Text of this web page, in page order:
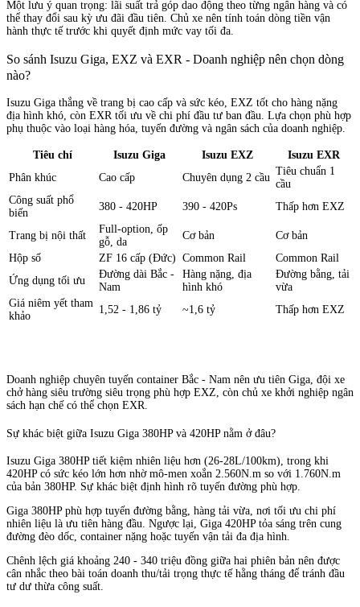
Một lưu ý quan trọng: lãi suất trả góp dao động theo từng ngân hàng và có
thể thay đổi sau kỳ ưu đãi đầu tiên. Chủ xe nên tính toán dòng tiền vận
hành thực tế trước khi quyết định mức vay tối đa.
So sánh Isuzu Giga, EXZ và EXR - Doanh nghiệp nên chọn dòng
nào?
Isuzu Giga thắng về trang bị cao cấp và sức kéo, EXZ tốt cho hàng nặng
địa hình khó, còn EXR tối ưu về chi phí đầu tư ban đầu. Lựa chọn phù hợp
phụ thuộc vào loại hàng hóa, tuyến đường và ngân sách của doanh nghiệp.
Tiêu chí Isuzu Giga Isuzu EXZ
Isuzu EXR
Phân khúc
Cao cấp Chuyên dụng 2 cầu
Tiêu chuẩn 1
cầu
Công suất phổ
biến
380 - 420HP 390 - 420Ps Thấp hơn EXZ
Trang bị nội thất
Full-option, ốp
gỗ, da
Cơ bản
Cơ bản
Hộp số
ZF 16 cấp (Đức) Common Rail
Common Rail
Ứng dụng tối ưu
Đường dài Bắc -
Nam
Hàng nặng, địa
hình khó
Đường bằng, tải
vừa
Giá niêm yết tham
khảo
1,52 - 1,86 tỷ ~1,6 tỷ Thấp hơn EXZ
Doanh nghiệp chuyên tuyến container Bắc - Nam nên ưu tiên Giga, đội xe
chở hàng siêu trường siêu trọng phù hợp EXZ, còn chủ xe khởi nghiệp ngân
sách hạn chế có thể chọn EXR.
Sự khác biệt giữa Isuzu Giga 380HP và 420HP nằm ở đâu?
Isuzu Giga 380HP tiết kiệm nhiên liệu hơn (26-28L/100km), trong khi
420HP có sức kéo lớn hơn nhờ mô-men xoắn 2.560N.m so với 1.760N.m
của bản 380HP. Sự khác biệt định hình rõ tuyến đường phù hợp.
Giga 380HP phù hợp tuyến đường bằng, hàng tải vừa, nơi tối ưu chi phí
nhiên liệu là ưu tiên hàng đầu. Ngược lại, Giga 420HP tỏa sáng trên cung
đường đèo dốc, container nặng hoặc tuyến vận tải đa địa hình.
Chênh lệch giá khoảng 240 - 340 triệu đồng giữa hai phiên bản nên được
cân nhắc theo bài toán doanh thu/tải trọng thực tế hằng tháng để tránh đầu
tư dư thừa công suất.